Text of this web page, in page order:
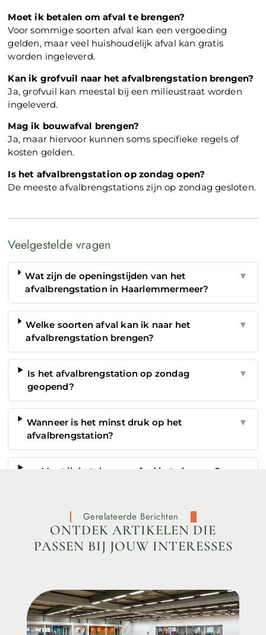
Moet ik betalen om afval te brengen?
Voor sommige soorten afval kan een vergoeding
gelden, maar veel huishoudelijk afval kan gratis
worden ingeleverd.
Kan ik grofvuil naar het afvalbrengstation brengen?
Ja, grofvuil kan meestal bij een milieustraat worden
ingeleverd.
Mag ik bouwafval brengen?
Ja, maar hiervoor kunnen soms specifieke regels of
kosten gelden.
Is het afvalbrengstation op zondag open?
De meeste afvalbrengstations zijn op zondag gesloten.
Veelgestelde vragen
Wat zijn de openingstijden van het
afvalbrengstation in Haarlemmermeer?
▼
Welke soorten afval kan ik naar het
afvalbrengstation brengen?
▼
Is het afvalbrengstation op zondag
geopend?
▼
Wanneer is het minst druk op het
afvalbrengstation?
▼
Moet ik betalen om afval in te leveren?
Gerelateerde Berichten
ONTDEK ARTIKELEN DIE
PASSEN BIJ JOUW INTERESSES